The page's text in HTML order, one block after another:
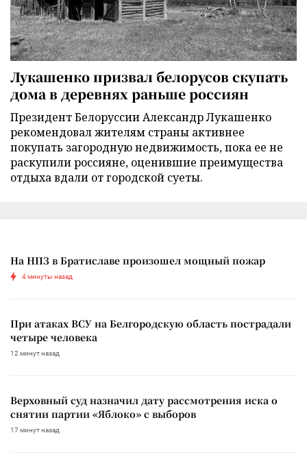
Лукашенко призвал белорусов скупать
дома в деревнях раньше россиян
Президент Белоруссии Александр Лукашенко
рекомендовал жителям страны активнее
покупать загородную недвижимость, пока ее не
раскупили россияне, оценившие преимущества
отдыха вдали от городской суеты.
На НПЗ в Братиславе произошел мощный пожар
4 минуты назад
При атаках ВСУ на Белгородскую область пострадали
четыре человека
12 минут назад
Верховный суд назначил дату рассмотрения иска о
снятии партии «Яблоко» с выборов
17 минут назад